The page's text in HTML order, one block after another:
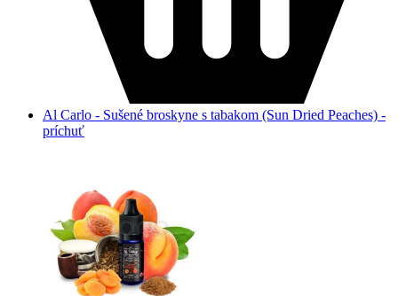
Al Carlo - Sušené broskyne s tabakom (Sun Dried Peaches) -
príchuť